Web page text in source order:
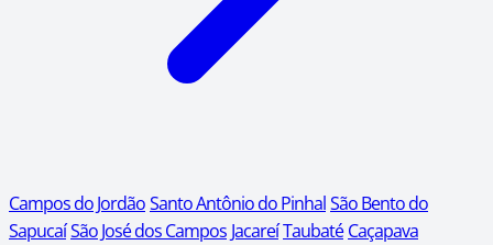
Campos do JordãoSanto Antônio do PinhalSão Bento do
SapucaíSão José dos Campos JacareíTaubaté Caçapava